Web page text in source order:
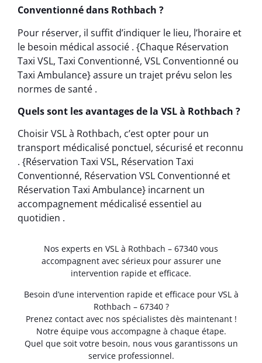
Conventionné dans Rothbach ?
Pour réserver, il suffit d’indiquer le lieu, l’horaire et
le besoin médical associé . {Chaque Réservation
Taxi VSL, Taxi Conventionné, VSL Conventionné ou
Taxi Ambulance} assure un trajet prévu selon les
normes de santé .
Quels sont les avantages de la VSL à Rothbach ?
Choisir VSL à Rothbach, c’est opter pour un
transport médicalisé ponctuel, sécurisé et reconnu
. {Réservation Taxi VSL, Réservation Taxi
Conventionné, Réservation VSL Conventionné et
Réservation Taxi Ambulance} incarnent un
accompagnement médicalisé essentiel au
quotidien .
Nos experts en VSL à Rothbach – 67340 vous
accompagnent avec sérieux pour assurer une
intervention rapide et efficace.
Besoin d’une intervention rapide et efficace pour VSL à
Rothbach – 67340 ?
Prenez contact avec nos spécialistes dès maintenant !
Notre équipe vous accompagne à chaque étape.
Quel que soit votre besoin, nous vous garantissons un
service professionnel.